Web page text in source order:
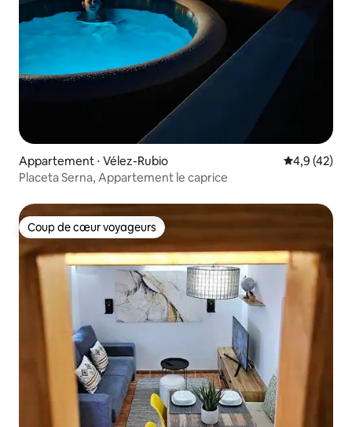
Appartement ⋅ Vélez-Rubio Évaluation
4,9 (42)
Placeta Serna, Appartement le caprice
Coup de cœur voyageurs
Coup de cœur voyageurs